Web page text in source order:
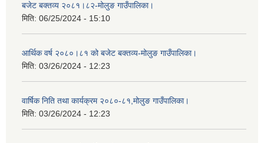
बजेट बक्तव्य २०८१।८२-मोलुङ गाउँपालिका।
मिति: 06/25/2024 - 15:10
आर्थिक वर्ष २०८०।८१ को बजेट बक्तव्य-मोलुङ गाउँपालिका।
मिति: 03/26/2024 - 12:23
वार्षिक निति तथा कार्यक्रम २०८०-८१,मोलुङ गाउँपालिका।
मिति: 03/26/2024 - 12:23